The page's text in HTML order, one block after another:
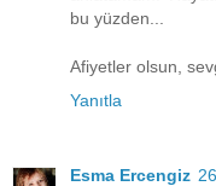
bu yüzden...
Afiyetler olsun,
Yanıtla
Esma Ercengiz